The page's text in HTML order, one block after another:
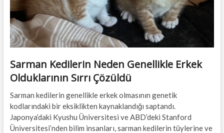
Sarman Kedilerin Neden Genellikle Erkek
Olduklarının Sırrı Çözüldü
Sarman kedilerin genellikle erkek olmasının genetik
kodlarındaki bir eksiklikten kaynaklandığı saptandı.
Japonya’daki Kyushu Üniversitesi ve ABD’deki Stanford
Üniversitesi’nden bilim insanları, sarman kedilerin tüylerine ve